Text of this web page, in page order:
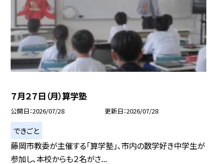
７月２７日（月）算学塾
公開日 2026/07/28 更新日 2026/07/28
できごと
藤岡市教委が主催する「算学塾」、市内の数学好き中学生が
参加し、本校からも２名がさ...